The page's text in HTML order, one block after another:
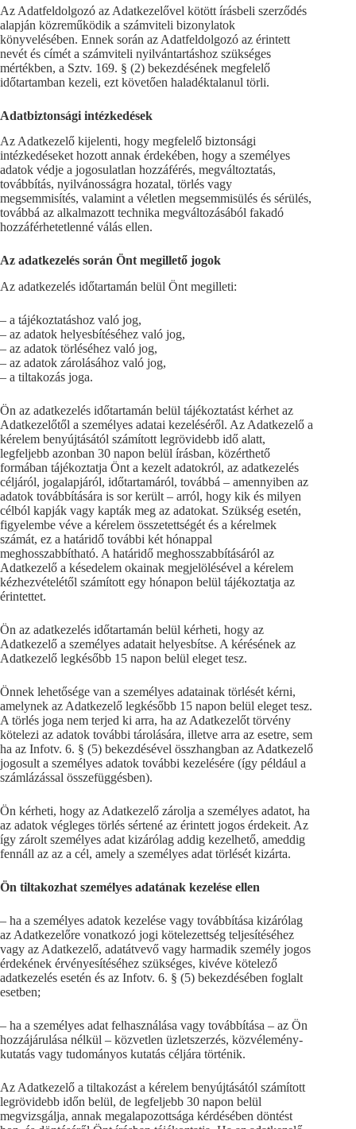
Az Adatfeldolgozó az Adatkezelővel kötött írásbeli szerződés
alapján közreműködik a számviteli bizonylatok
könyvelésében. Ennek során az Adatfeldolgozó az érintett
nevét és címét a számviteli nyilvántartáshoz szükséges
mértékben, a Sztv. 169. § (2) bekezdésének megfelelő
időtartamban kezeli, ezt követően haladéktalanul törli.
Adatbiztonsági intézkedések
Az Adatkezelő kijelenti, hogy megfelelő biztonsági
intézkedéseket hozott annak érdekében, hogy a személyes
adatok védje a jogosulatlan hozzáférés, megváltoztatás,
továbbítás, nyilvánosságra hozatal, törlés vagy
megsemmisítés, valamint a véletlen megsemmisülés és sérülés,
továbbá az alkalmazott technika megváltozásából fakadó
hozzáférhetetlenné válás ellen.
Az adatkezelés során Önt megillető jogok
Az adatkezelés időtartamán belül Önt megilleti:
– a tájékoztatáshoz való jog,
– az adatok helyesbítéséhez való jog,
– az adatok törléséhez való jog,
– az adatok zárolásához való jog,
– a tiltakozás joga.
Ön az adatkezelés időtartamán belül tájékoztatást kérhet az
Adatkezelőtől a személyes adatai kezeléséről. Az Adatkezelő a
kérelem benyújtásától számított legrövidebb idő alatt,
legfeljebb azonban 30 napon belül írásban, közérthető
formában tájékoztatja Önt a kezelt adatokról, az adatkezelés
céljáról, jogalapjáról, időtartamáról, továbbá – amennyiben az
adatok továbbítására is sor került – arról, hogy kik és milyen
célból kapják vagy kapták meg az adatokat. Szükség esetén,
figyelembe véve a kérelem összetettségét és a kérelmek
számát, ez a határidő további két hónappal
meghosszabbítható. A határidő meghosszabbításáról az
Adatkezelő a késedelem okainak megjelölésével a kérelem
kézhezvételétől számított egy hónapon belül tájékoztatja az
érintettet.
Ön az adatkezelés időtartamán belül kérheti, hogy az
Adatkezelő a személyes adatait helyesbítse. A kérésének az
Adatkezelő legkésőbb 15 napon belül eleget tesz.
Önnek lehetősége van a személyes adatainak törlését kérni,
amelynek az Adatkezelő legkésőbb 15 napon belül eleget tesz.
A törlés joga nem terjed ki arra, ha az Adatkezelőt törvény
kötelezi az adatok további tárolására, illetve arra az esetre, sem
ha az Infotv. 6. § (5) bekezdésével összhangban az Adatkezelő
jogosult a személyes adatok további kezelésére (így például a
számlázással összefüggésben).
Ön kérheti, hogy az Adatkezelő zárolja a személyes adatot, ha
az adatok végleges törlés sértené az érintett jogos érdekeit. Az
így zárolt személyes adat kizárólag addig kezelhető, ameddig
fennáll az az a cél, amely a személyes adat törlését kizárta.
Ön tiltakozhat személyes adatának kezelése ellen
– ha a személyes adatok kezelése vagy továbbítása kizárólag
az Adatkezelőre vonatkozó jogi kötelezettség teljesítéséhez
vagy az Adatkezelő, adatátvevő vagy harmadik személy jogos
érdekének érvényesítéséhez szükséges, kivéve kötelező
adatkezelés esetén és az Infotv. 6. § (5) bekezdésében foglalt
esetben;
– ha a személyes adat felhasználása vagy továbbítása – az Ön
hozzájárulása nélkül – közvetlen üzletszerzés, közvélemény-
kutatás vagy tudományos kutatás céljára történik.
Az Adatkezelő a tiltakozást a kérelem benyújtásától számított
legrövidebb időn belül, de legfeljebb 30 napon belül
megvizsgálja, annak megalapozottsága kérdésében döntést